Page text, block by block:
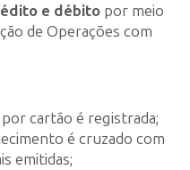
e débito por meio
de Operações com
cartão é registrada;
é cruzado com
emitidas;